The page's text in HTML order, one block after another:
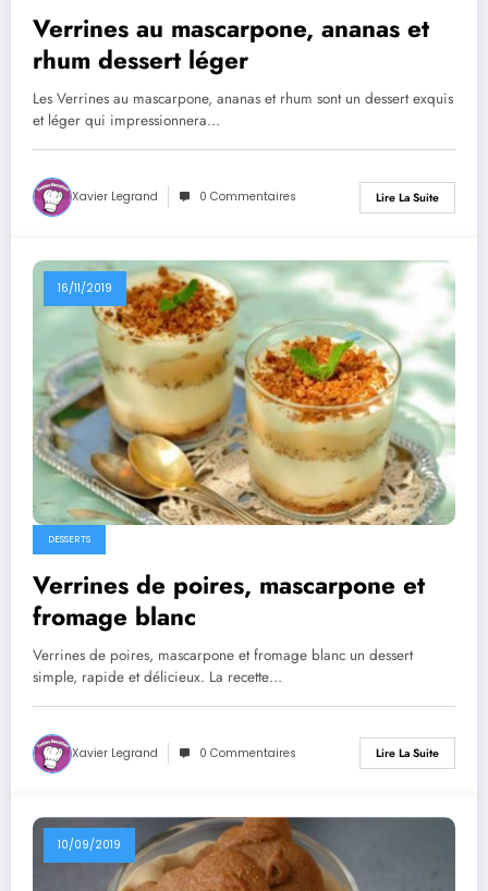
Verrines au mascarpone, ananas et
rhum dessert léger
Les Verrines au mascarpone, ananas et rhum sont un dessert exquis
et léger qui impressionnera…
Xavier Legrand 0 Commentaires Lire La Suite
16/11/2019
DESSERTS
Verrines de poires, mascarpone et
fromage blanc
Verrines de poires, mascarpone et fromage blanc un dessert
simple, rapide et délicieux. La recette…
Xavier Legrand 0 Commentaires Lire La Suite
10/09/2019